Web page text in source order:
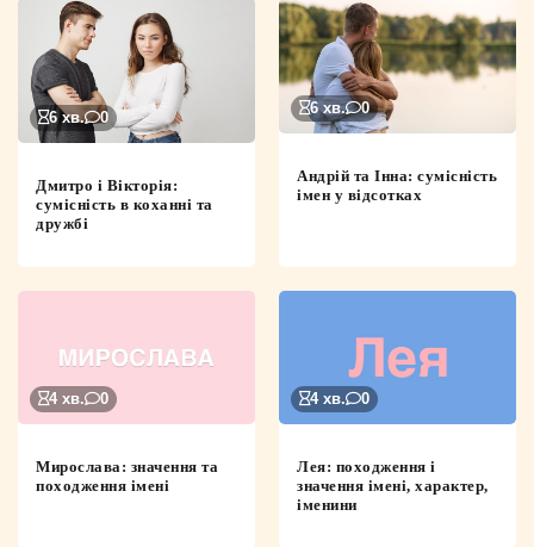
6 хв. 0
Дмитро і Вікторія:
сумісність в коханні та
дружбі
6 хв. 0
Андрій та Інна: сумісність
імен у відсотках
4 хв. 0
Мирослава: значення та
походження імені
4 хв. 0
Лея: походження і
значення імені, характер,
іменини